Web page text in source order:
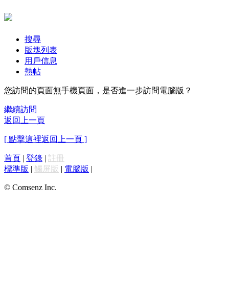
搜尋
版塊列表
用戶信息
熱帖
您訪問的頁面無手機頁面，是否進一步訪問電腦版？
繼續訪問
返回上一頁
[ 點擊這裡返回上一頁 ]
首頁 | 登錄 | 註冊
標準版 | 觸屏版 | 電腦版 |
© Comsenz Inc.